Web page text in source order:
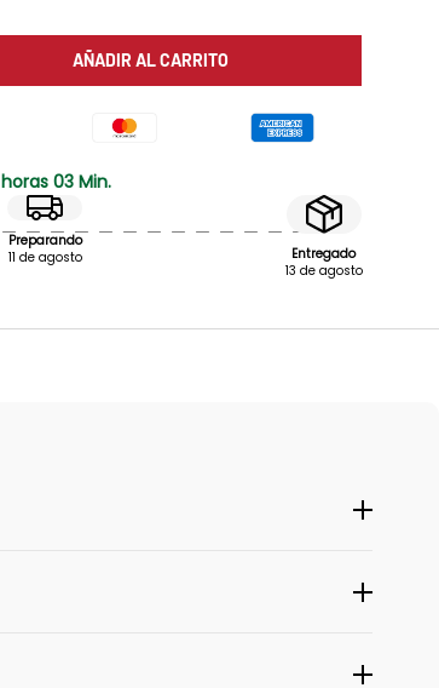
CANTIDADAÑADIR AL CARRITO
03 Min.
Preparando
11 de agosto
Entregado
13 de agosto